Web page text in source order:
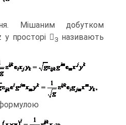
Мішаним добутком
у просторі  3 називають